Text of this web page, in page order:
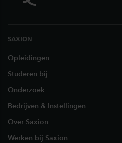
SAXION
Opleidingen
Studeren bij
Onderzoek
Bedrijven & Instellingen
Over Saxion
Werken bij Saxion